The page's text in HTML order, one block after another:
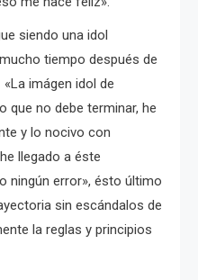
siendo una idol
tiempo después de
imágen idol de
que no debe terminar, he
y lo nocivo con
llegado a éste
ningún error», ésto último
sin escándalos de
la reglas y principios